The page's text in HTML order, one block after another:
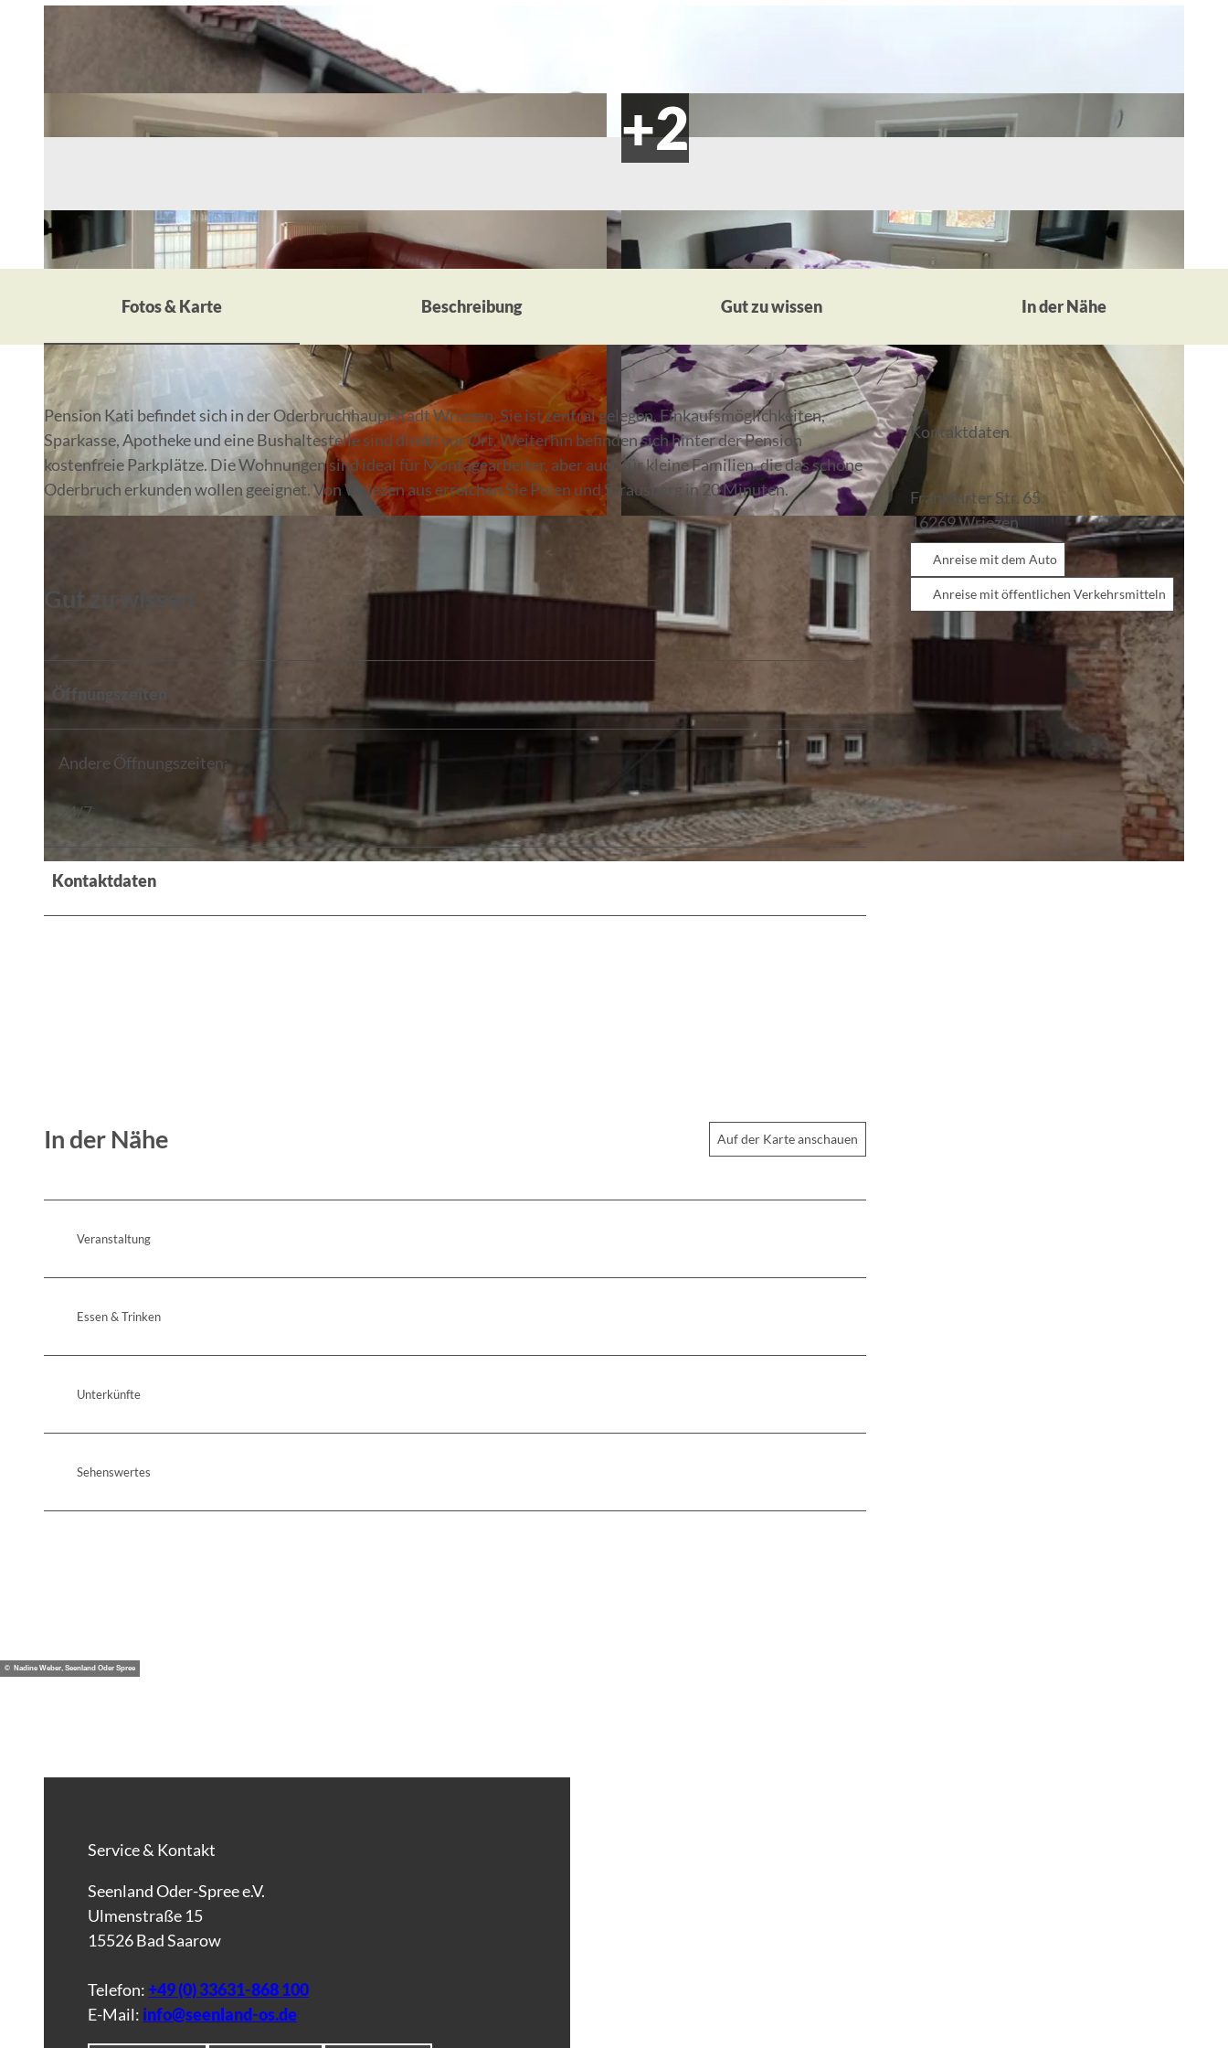
© Tino Henkel
Fotos & Karte Beschreibung Gut zu wissen In der Nähe
Pension Kati befindet sich in der Oderbruchhauptstadt Wriezen. Sie ist zentral gelegen. Einkaufsmöglichkeiten,
Sparkasse, Apotheke und eine Bushaltestelle sind direkt vor Ort. Weiterhin befinden sich hinter der Pension
kostenfreie Parkplätze. Die Wohnungen sind ideal für Montagearbeiter, aber auch für kleine Familien, die das schöne
Oderbruch erkunden wollen geeignet. Von Wriezen aus erreichen Sie Polen und Strausberg in 20 Minuten.
Gut zu wissen
Öffnungszeiten
Andere Öffnungszeiten:
24/7
Kontaktdaten
In der Nähe Auf der Karte anschauen
Veranstaltung
Essen & Trinken
Unterkünfte
Sehenswertes
Kontaktdaten
Frankfurter Str. 65
16269Wriezen
Anreise mit dem Auto
Anreise mit öffentlichen Verkehrsmitteln
© Nadine Weber, Seenland Oder Spree
Service & Kontakt
Seenland Oder-Spree e.V.
Ulmenstraße 15
15526 Bad Saarow
Telefon:+49 (0) 33631-868 100
E-Mail: info@seenland-os.de